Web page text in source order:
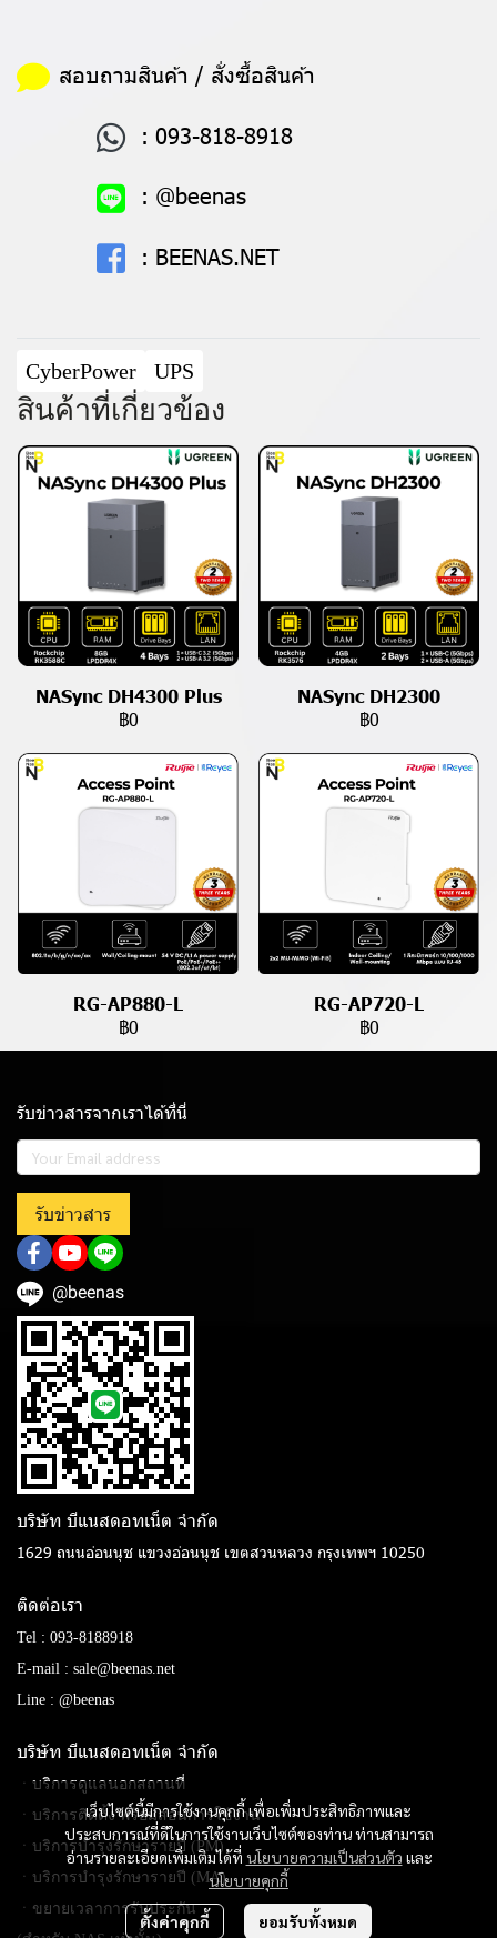
สอบถามสินค้า / สั่งซื้อสินค้า
: 093-818-8918
: @beenas
: BEENAS.NET
CyberPower UPS
สินค้าที่เกี่ยวข้อง
NASync DH4300 Plus
฿0
NASync DH2300
฿0
RG-AP880-L
฿0
RG-AP720-L
฿0
เว็บไซต์นี้มีการใช้งานคุกกี้ เพื่อเพิ่มประสิทธิภาพและ
ประสบการณ์ที่ดีในการใช้งานเว็บไซต์ของท่าน ท่านสามารถ
อ่านรายละเอียดเพิ่มเติมได้ที่ นโยบายความเป็นส่วนตัว และ
นโยบายคุกกี้
ตั้งค่าคุกกี้ ยอมรับทั้งหมด
รับข่าวสารจากเราได้ที่นี่
รับข่าวสาร
@beenas
บริษัท บีแนสดอทเน็ต จํากัด
1629 ถนนอ่อนนุช แขวงอ่อนนุช เขตสวนหลวง กรุงเทพฯ 10250
ติดต่อเรา
Tel : 093-8188918
E-mail : sale@beenas.net
Line : @beenas
บริษัท บีแนสดอทเน็ต จํากัด
ㆍบริการดูแลนอกสถานที่
ㆍบริการติดตั้ง พร้อมสอนการใช้งาน
ㆍบริการบำรุงรักษารายปี (PM)
ㆍบริการบำรุงรักษารายปี (MA)
ㆍขยายเวลาการรับประกัน